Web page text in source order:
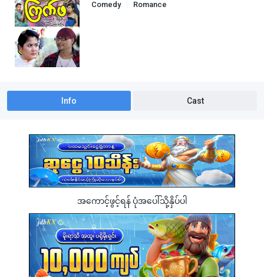
Comedy Romance
Info Cast
အကောင့်ဖွင့်ရန် ပုံအပေါ်သို့နှိပ်ပါ